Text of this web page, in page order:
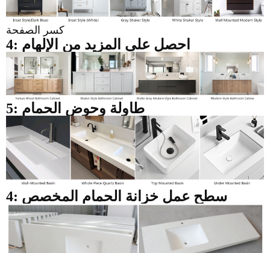
كسر الصفحة
4: احصل على المزيد من الإلهام
5: طاولة وحوض الحمام
4: سطح عمل خزانة الحمام المخصص